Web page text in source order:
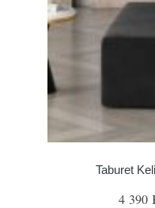
Taburet
4 390